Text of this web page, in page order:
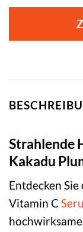
Strahlende
Kakadu
Entdecken Sie
Vitamin C